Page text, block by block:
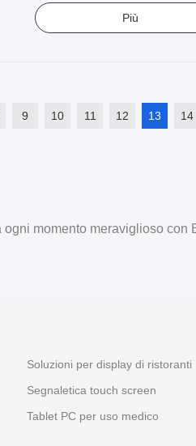
Più
9 10 11 12 13 14
ogni momento meraviglioso con
Soluzioni per display di ristoranti
Segnaletica touch screen
Tablet PC per uso medico